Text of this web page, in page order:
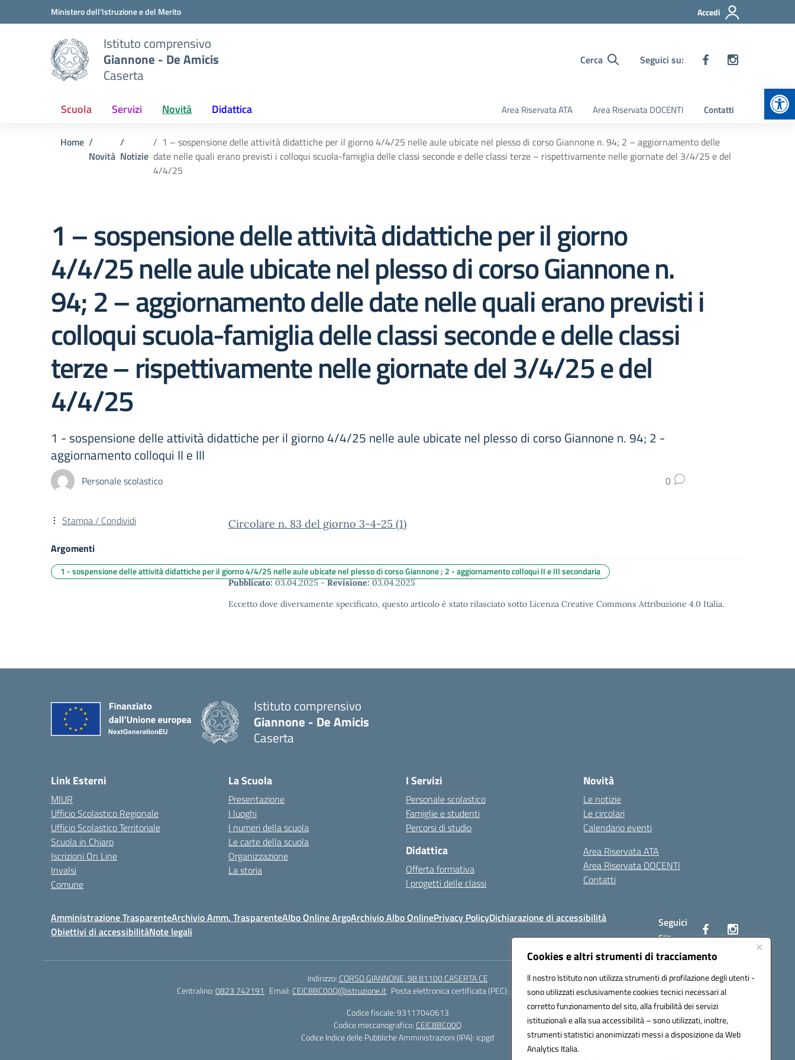
Cookies e altri strumenti di tracciamento
Il nostro Istituto non utilizza strumenti di profilazione degli utenti -
sono utilizzati esclusivamente cookies tecnici necessari al
corretto funzionamento del sito, alla fruibilità dei servizi
istituzionali e alla sua accessibilità – sono utilizzati, inoltre,
strumenti statistici anonimizzati messi a disposizione da Web
Analytics Italia.
Vai ai contenuti
Vai al menu di navigazioneMinistero dell'Istruzione e del Merito Accedi
Istituto comprensivo
Giannone - De Amicis
Caserta
Cerca Seguici su:
Scuola Servizi Novità Didattica Area Riservata ATA Area Riservata DOCENTI Contatti
Home
Novità Notizie
1 – sospensione delle attività didattiche per il giorno 4/4/25 nelle aule ubicate nel plesso di corso Giannone n. 94; 2 – aggiornamento delle
date nelle quali erano previsti i colloqui scuola-famiglia delle classi seconde e delle classi terze – rispettivamente nelle giornate del 3/4/25 e del
4/4/25
1 – sospensione delle attività didattiche per il giorno
4/4/25 nelle aule ubicate nel plesso di corso Giannone n.
94; 2 – aggiornamento delle date nelle quali erano previsti i
colloqui scuola-famiglia delle classi seconde e delle classi
terze – rispettivamente nelle giornate del 3/4/25 e del
4/4/25
1 - sospensione delle attività didattiche per il giorno 4/4/25 nelle aule ubicate nel plesso di corso Giannone n. 94; 2 -
aggiornamento colloqui II e III
Personale scolastico 0
Circolare n. 83 del giorno 3-4-25 (1)
Pubblicato:03.04.2025- Revisione:03.04.2025
Eccetto dove diversamente specificato, questo articolo è stato rilasciato sotto Licenza Creative Commons Attribuzione 4.0 Italia.
Stampa / Condividi
Argomenti
1 - sospensione delle attività didattiche per il giorno 4/4/25 nelle aule ubicate nel plesso di corso Giannone ; 2 - aggiornamento colloqui II e III secondaria
Istituto comprensivo
Giannone - De Amicis
Caserta
Link Esterni
MIUR
Ufficio Scolastico Regionale
Ufficio Scolastico Territoriale
Scuola in Chiaro
Iscrizioni On Line
Invalsi
Comune
La Scuola
Presentazione
I luoghi
I numeri della scuola
Le carte della scuola
Organizzazione
La storia
I Servizi
Personale scolastico
Famiglie e studenti
Percorsi di studio
Didattica
Offerta formativa
I progetti delle classi
Novità
Le notizie
Le circolari
Calendario eventi
Area Riservata ATA
Area Riservata DOCENTI
Contatti
Amministrazione TrasparenteArchivio Amm. TrasparenteAlbo Online ArgoArchivio Albo OnlinePrivacy PolicyDichiarazione di accessibilità
Obiettivi di accessibilitàNote legali
Seguici
su:
Indirizzo: CORSO GIANNONE, 98 81100 CASERTA CE
Centralino:0823 742191 Email: CEIC8BC00Q@istruzione.it Posta elettronica certificata (PEC):
CEIC8BC00Q@pec.istruzione.it
Codice fiscale: 93117040613
Codice meccanografico: CEIC8BC00Q
Codice Indice delle Pubbliche Amministrazioni (IPA): icpgd